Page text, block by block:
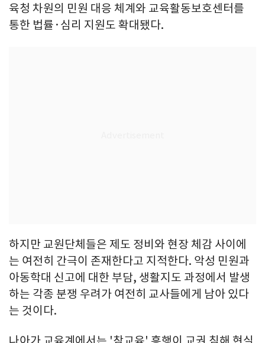
육청 차원의 민원 대응 체계와 교육활동보호센터를
통한 법률·심리 지원도 확대됐다.
하지만 교원단체들은 제도 정비와 현장 체감 사이에
는 여전히 간극이 존재한다고 지적한다. 악성 민원과
아동학대 신고에 대한 부담, 생활지도 과정에서 발생
하는 각종 분쟁 우려가 여전히 교사들에게 남아 있다
는 것이다.